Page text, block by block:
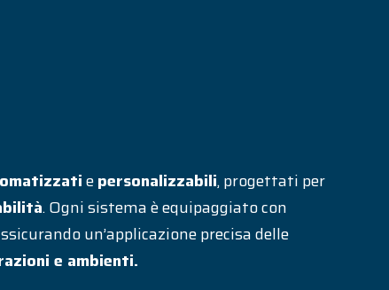
epersonalizzabili, progettati per
. Ogni sistema è equipaggiato con
un’applicazione precisa delle
e ambienti.